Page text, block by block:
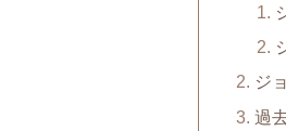
ジ
過